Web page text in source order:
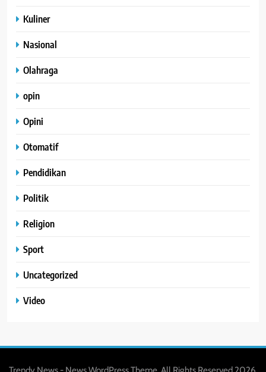
Kuliner
Nasional
Olahraga
opin
Opini
Otomatif
Pendidikan
Politik
Religion
Sport
Uncategorized
Video